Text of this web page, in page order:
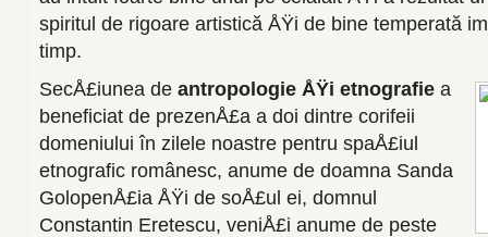
spiritul de rigoare artistică ÅŸi de bine temperată
timp.
SecÅ£iunea de antropologie ÅŸi etnografie a
beneficiat de prezenÅ£a a doi dintre corifeii
domeniului în zilele noastre pentru spaÅ£iul
etnografic românesc, anume de doamna Sanda
GolopenÅ£ia ÅŸi de soÅ£ul ei, domnul
Constantin Eretescu, veniÅ£i anume de peste